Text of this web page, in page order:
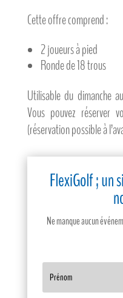
Cette offre comprend :
2 joueurs à pied
Ronde de 18 trous
Utilisable du dimanche
Vous pouvez réserver
(réservation possible à
FlexiGolf ; un
Ne manque aucun